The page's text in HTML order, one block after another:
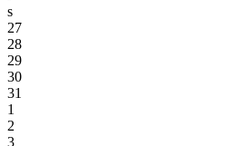
s
27
28
29
30
31
1
2
3